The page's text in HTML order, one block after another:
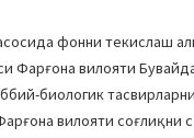
фонни текислаш
Фарғона вилояти
биологик
вилояти соғлиқни